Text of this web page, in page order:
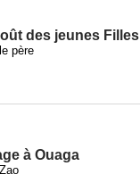
des jeunes Filles
père
à Ouaga